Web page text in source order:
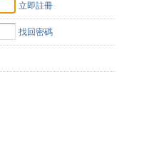
立即註冊
找回密碼